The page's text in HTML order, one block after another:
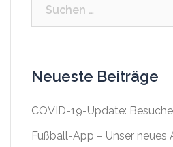
Neueste Beiträge
COVID-19-Update:
Fußball-App – Unser neues